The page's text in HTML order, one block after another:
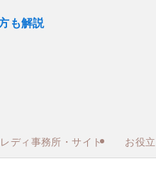
ディ事務所・サイト お役